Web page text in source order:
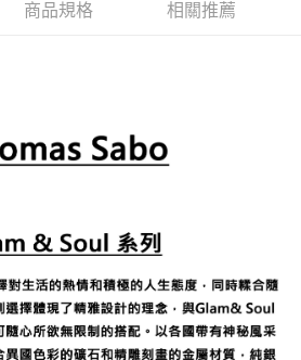
商品規格 相關推薦